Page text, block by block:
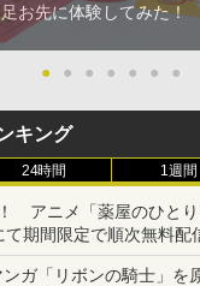
お先に体験してみた！
● ● ● ● ● ● ●
キング
24時間 1週間
アニメ「薬屋のひと
て期間限定で順次無料配
ガ「リボンの騎士」を